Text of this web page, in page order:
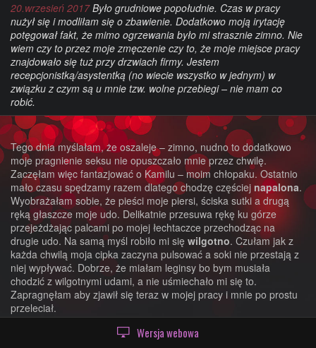
Wersja webowa
20.wrzesień 2017Było grudniowe popołudnie. Czas w pracy
nużył się i modliłam się o zbawienie. Dodatkowo moją irytację
potęgował fakt, że mimo ogrzewania było mi strasznie zimno. Nie
wiem czy to przez moje zmęczenie czy to, że moje miejsce pracy
znajdowało się tuż przy drzwiach firmy. Jestem
recepcjonistką/asystentką (no wiecie wszystko w jednym) w
związku z czym są u mnie tzw. wolne przebiegi – nie mam co
robić.
Tego dnia myślałam, że oszaleje – zimno, nudno to dodatkowo
moje pragnienie seksu nie opuszczało mnie przez chwilę.
Zaczęłam więc fantazjować o Kamilu – moim chłopaku. Ostatnio
mało czasu spędzamy razem dlatego chodzę częściej napalona.
Wyobrażałam sobie, że pieści moje piersi, ściska sutki a drugą
ręką głaszcze moje udo. Delikatnie przesuwa rękę ku górze
przejeżdżając palcami po mojej łechtaczce przechodząc na
drugie udo. Na samą myśl robiło mi się wilgotno. Czułam jak z
każda chwilą moja cipka zaczyna pulsować a soki nie przestają z
niej wypływać. Dobrze, że miałam leginsy bo bym musiała
chodzić z wilgotnymi udami, a nie uśmiechało mi się to.
Zapragnęłam aby zjawił się teraz w mojej pracy i mnie po prostu
przeleciał.
Z zamysłu wyrwał mnie telefon (o wilku mowa):